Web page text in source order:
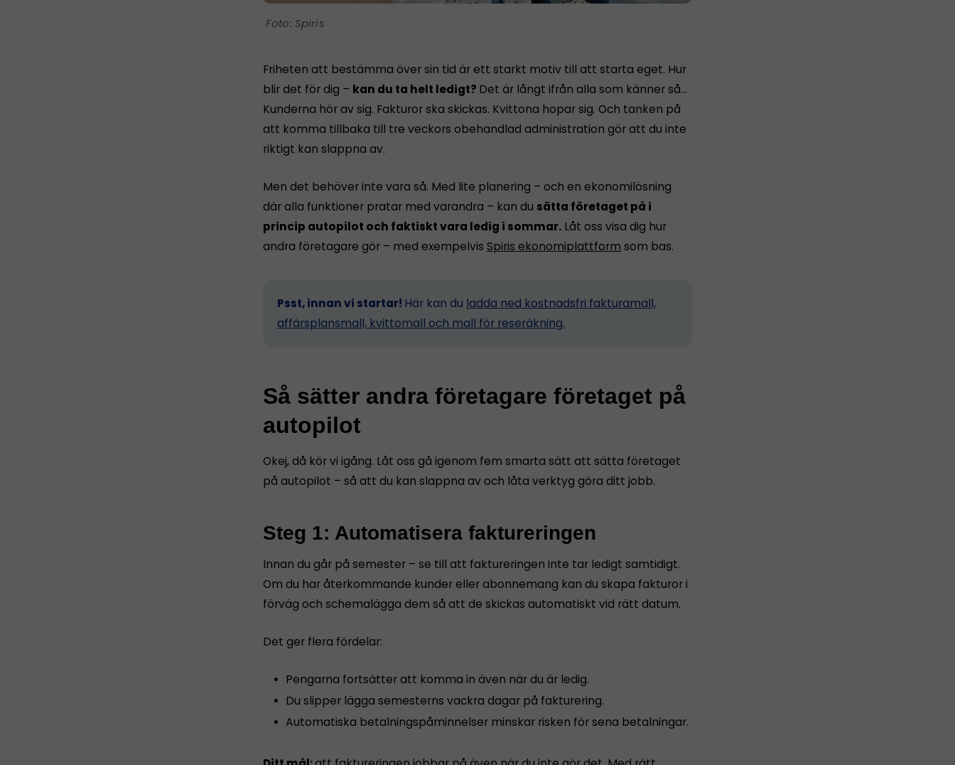
Spiris
Friheten att bestämma över sin tid är ett starkt motiv till att starta eget. Hur
blir det för dig – kan du ta helt ledigt? Det är långt ifrån alla som känner så…
Kunderna hör av sig. Fakturor ska skickas. Kvittona hopar sig. Och tanken på
att komma tillbaka till tre veckors obehandlad administration gör att du inte
riktigt kan slappna av.
Men det behöver inte vara så. Med lite planering – och en ekonomilösning
där alla funktioner pratar med varandra – kan du sätta företaget på i
princip autopilot och faktiskt vara ledig i sommar. Låt oss visa dig hur
andra företagare gör – med exempelvis Spiris ekonomiplattform som bas.
Psst, innan vi startar! Här kan du ladda ned kostnadsfri fakturamall,
affärsplansmall, kvittomall och mall för reseräkning.
Så sätter andra företagare företaget på
autopilot
Okej, då kör vi igång. Låt oss gå igenom fem smarta sätt att sätta företaget
på autopilot – så att du kan slappna av och låta verktyg göra ditt jobb.
Steg 1: Automatisera faktureringen
Innan du går på semester – se till att faktureringen inte tar ledigt samtidigt.
Om du har återkommande kunder eller abonnemang kan du skapa fakturor i
förväg och schemalägga dem så att de skickas automatiskt vid rätt datum.
Det ger flera fördelar:
Pengarna fortsätter att komma in även när du är ledig.
Du slipper lägga semesterns vackra dagar på fakturering.
Automatiska betalningspåminnelser minskar risken för sena betalningar.